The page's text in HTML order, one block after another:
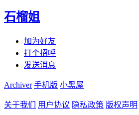
石榴姐
加为好友
打个招呼
发送消息
Archiver 手机版 小黑屋
关于我们 用户协议 隐私政策 版权声明